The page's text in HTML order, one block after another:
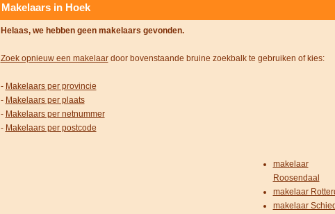
Makelaars in Hoek
Helaas, we hebben geen makelaars gevonden.
Zoek opnieuw een makelaardoor bovenstaande bruine zoekbalk te gebruiken of kies:
- Makelaars per provincie
- Makelaars per plaats
- Makelaars per netnummer
- Makelaars per postcode
makelaar
Roosendaal
makelaar
makelaar